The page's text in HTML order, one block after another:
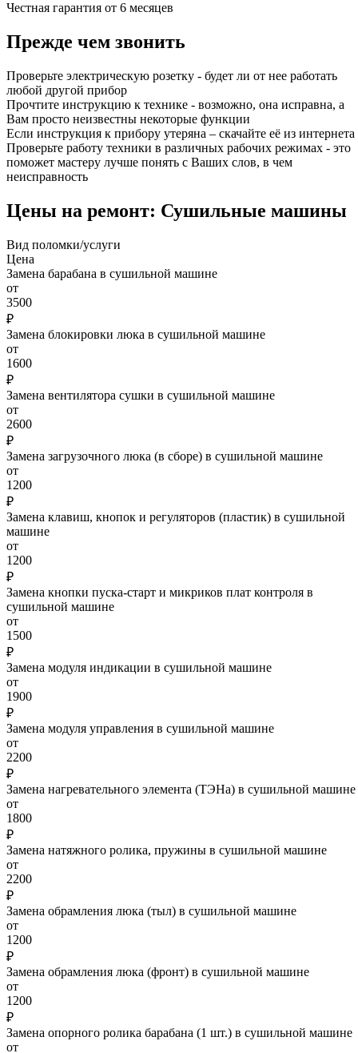
Честная гарантия от 6 месяцев
Прежде чем звонить
Проверьте электрическую розетку - будет ли от нее работать
любой другой прибор
Прочтите инструкцию к технике - возможно, она исправна, а
Вам просто неизвестны некоторые функции
Если инструкция к прибору утеряна – скачайте её из интернета
Проверьте работу техники в различных рабочих режимах - это
поможет мастеру лучше понять с Ваших слов, в чем
неисправность
Цены на ремонт: Сушильные машины
Вид поломки/услуги
Цена
Замена барабана в сушильной машине
от
3500
₽
Замена блокировки люка в сушильной машине
от
1600
₽
Замена вентилятора сушки в сушильной машине
от
2600
₽
Замена загрузочного люка (в сборе) в сушильной машине
от
1200
₽
Замена клавиш, кнопок и регуляторов (пластик) в сушильной
машине
от
1200
₽
Замена кнопки пуска-старт и микриков плат контроля в
сушильной машине
от
1500
₽
Замена модуля индикации в сушильной машине
от
1900
₽
Замена модуля управления в сушильной машине
от
2200
₽
Замена нагревательного элемента (ТЭНа) в сушильной машине
от
1800
₽
Замена натяжного ролика, пружины в сушильной машине
от
2200
₽
Замена обрамления люка (тыл) в сушильной машине
от
1200
₽
Замена обрамления люка (фронт) в сушильной машине
от
1200
₽
Замена опорного ролика барабана (1 шт.) в сушильной машине
от